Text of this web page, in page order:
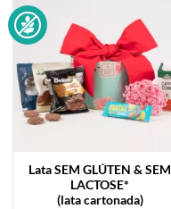
LataSEM GLÚTEN & SEM
LACTOSE*
(lata cartonada)